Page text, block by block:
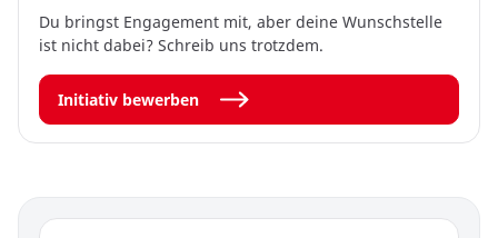
Du bringst Engagement mit, aber deine Wunschstelle
ist nicht dabei? Schreib uns trotzdem.
Initiativ bewerben